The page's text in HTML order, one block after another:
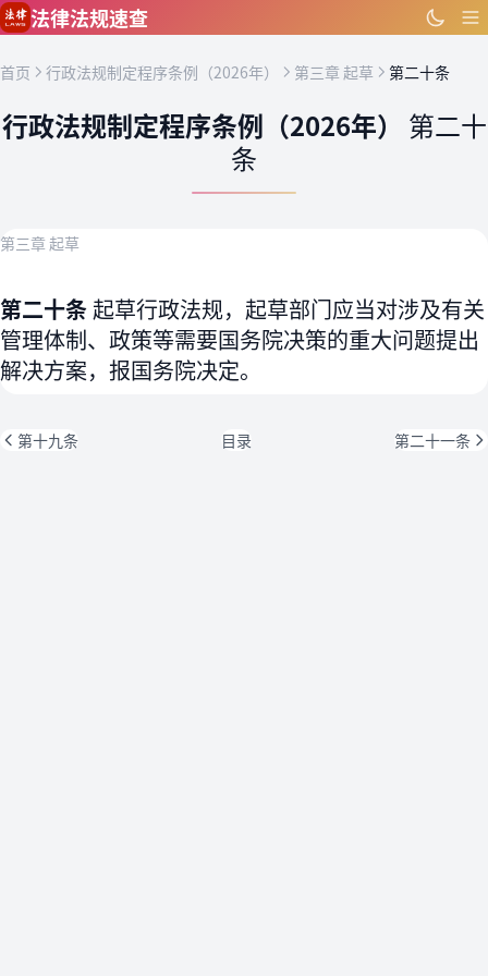
跳到主要内容
法律法规速查
首页 行政法规制定程序条例（2026年） 第三章 起草 第二十条
行政法规制定程序条例（2026年） 第二十
条
第三章 起草
第二十条 起草行政法规，起草部门应当对涉及有关
管理体制、政策等需要国务院决策的重大问题提出
解决方案，报国务院决定。
第十九条 目录 第二十一条